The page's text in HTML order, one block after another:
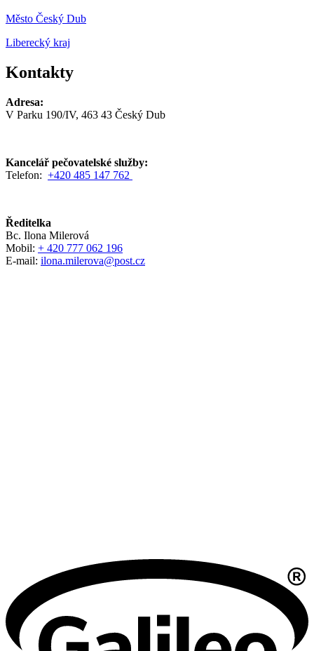
Město Český Dub
Liberecký kraj
Kontakty
Adresa:
V Parku 190/IV, 463 43 Český Dub
Kancelář pečovatelské služby:
Telefon: +420 485 147 762
Ředitelka
Bc. Ilona Milerová
Mobil: + 420 777 062 196
E-mail: ilona.milerova@post.cz